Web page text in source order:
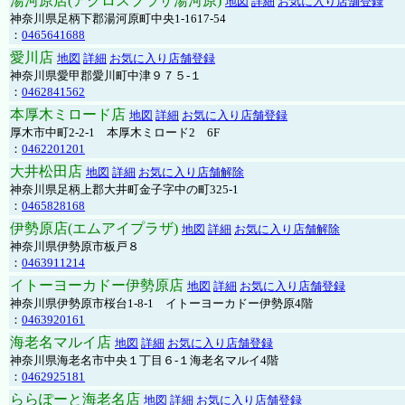
神奈川県足柄下郡湯河原町中央1-1617-54
： 0465641688
愛川店 地図 詳細 お気に入り店舗登録
神奈川県愛甲郡愛川町中津９７５-１
： 0462841562
本厚木ミロード店 地図 詳細 お気に入り店舗登録
厚木市中町2-2-1 本厚木ミロード2 6F
： 0462201201
大井松田店 地図 詳細 お気に入り店舗解除
神奈川県足柄上郡大井町金子字中の町325-1
： 0465828168
伊勢原店(エムアイプラザ) 地図 詳細 お気に入り店舗解除
神奈川県伊勢原市板戸８
： 0463911214
イトーヨーカドー伊勢原店 地図 詳細 お気に入り店舗登録
神奈川県伊勢原市桜台1-8-1 イトーヨーカドー伊勢原4階
： 0463920161
海老名マルイ店 地図 詳細 お気に入り店舗登録
神奈川県海老名市中央１丁目６-１海老名マルイ4階
： 0462925181
ららぽーと海老名店 地図 詳細 お気に入り店舗登録